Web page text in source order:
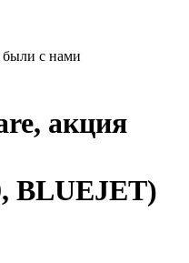
были с нами
акция
BLUEJET)